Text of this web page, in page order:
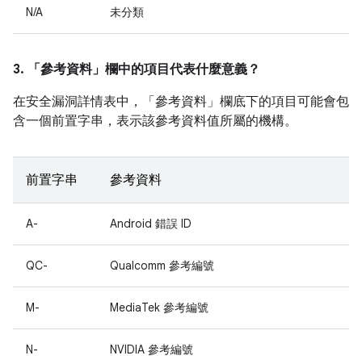
N/A 未分類
3. 「參考資料」 欄中的項目代表什麼意義？
在安全漏洞詳情表中，「參考資料」 欄底下的項目可能會包
含一個前置字串，表示該參考資料值所屬的機構。
前置字串 參考資料
A- Android 錯誤 ID
QC- Qualcomm 參考編號
M- MediaTek 參考編號
N- NVIDIA 參考編號